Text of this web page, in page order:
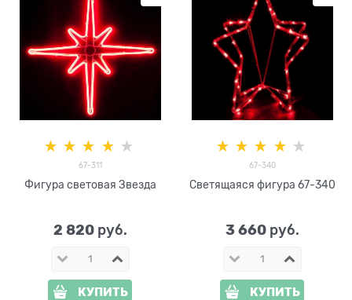
67-311
Фигура световая Звезда
2 820 руб.
КУПИТЬ
67-340
Светящаяся фигура 67-340
3 660 руб.
КУПИТЬ